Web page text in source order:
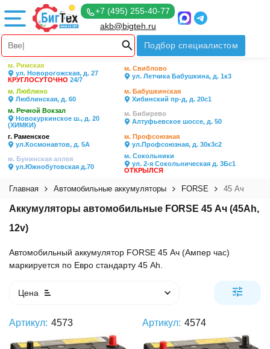
+7 (495) 255-40-77
akb@bigteh.ru
Подбор специалистом
м. Римская
ул. Новорогожская, д. 27
КРУГЛОСУТОЧНО 24/7
м. Свиблово
ул. Летчика Бабушкина, д. 1к3
м. Люблино
Люблинская, д. 60
м. Бабушкинская
Хибинский пр-д, д. 20с1
м. Речной Вокзал
Новокуркинское ш., д. 20
(ХИМКИ)
м. Бибирево
Алтуфьевское шоссе, д. 50
г. Раменское
ул.Космонавтов, д. 5А
м. Профсоюзная
ул.Профсоюзная, д. 30к3с2
м. Бунинская аллея
ул.Южнобутовская д.70
м. Сокольники
ул. 2-я Сокольническая д. 3Бс1
ОТКРЫЛСЯ
Главная Автомобильные аккумуляторы FORSE 45 Ач
Аккумуляторы автомобильные FORSE 45 Ач (45Ah,
12v)
Автомобильный аккумулятор FORSE 45 Ач (Ампер час)
маркируется по Евро стандарту 45 Ah.
Цена
Артикул: 4573 Артикул: 4574